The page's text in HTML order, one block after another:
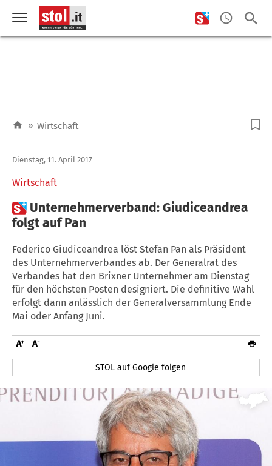
» Wirtschaft
Wirtschaft
Dienstag, 11. April 2017
 Unternehmerverband: Giudiceandrea
folgt auf Pan
Federico Giudiceandrea löst Stefan Pan als Präsident
des Unternehmerverbandes ab. Der Generalrat des
Verbandes hat den Brixner Unternehmer am Dienstag
für den höchsten Posten designiert. Die definitive Wahl
erfolgt dann anlässlich der Generalversammlung Ende
Mai oder Anfang Juni.
STOL auf Google folgen